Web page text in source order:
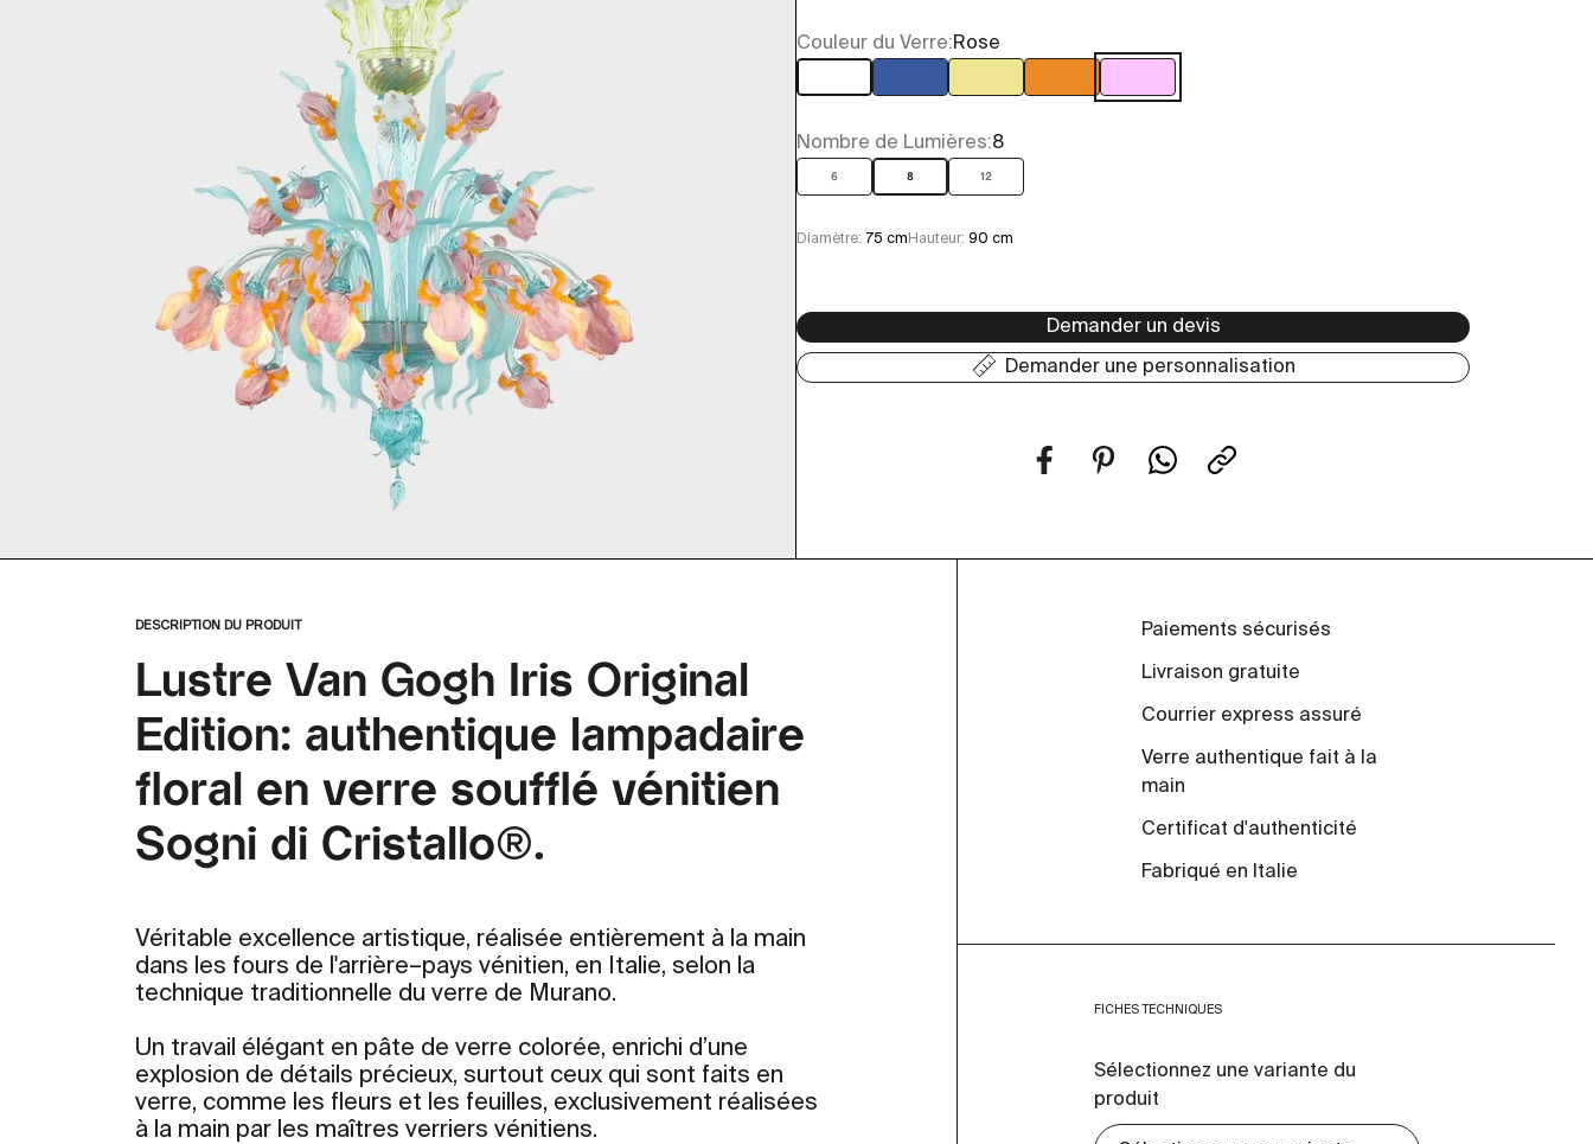
Couleur du Verre:Rose
Blanc Bleu Jaune Orange Rose
Nombre de Lumières:8
6 8 12
Diamètre: 75 cm Hauteur: 90 cm
Demander un devis
Demander une personnalisation
DESCRIPTION DU PRODUIT
Lustre Van Gogh Iris Original
Edition: authentique lampadaire
floral en verre soufflé vénitien
Sogni di Cristallo®.
Véritable excellence artistique, réalisée entièrement à la main
dans les fours de l'arrière–pays vénitien, en Italie, selon la
technique traditionnelle du verre de Murano.
Un travail élégant en pâte de verre colorée, enrichi d’une
explosion de détails précieux, surtout ceux qui sont faits en
verre, comme les fleurs et les feuilles, exclusivement réalisées
à la main par les maîtres verriers vénitiens.
Paiements sécurisés
Livraison gratuite
Courrier express assuré
Verre authentique fait à la
main
Certificat d'authenticité
Fabriqué en Italie
FICHES TECHNIQUES
Sélectionnez une variante du
produit